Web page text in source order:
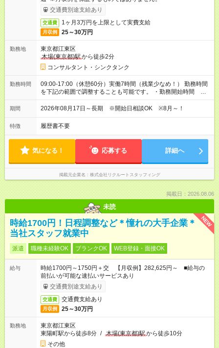
交通費別途支給あり
交通費 1ヶ月3万円を上限として実費支給
月収例 25～30万円
勤務地
東京都江東区
木場(東京都)駅から徒歩2分
コンサルタント・シンクタンク
勤務時間
09:00-17:00（休憩60分）実働7時間（残業少なめ！） 勤務時間
を下記の範囲で調整することも可能です。 ・勤務開始時間
09:00～10:00 ・勤務終了時間 17:00～18:00 ・実働 06:00～
08:00
期間 2026年08月17日～長期 ※開始日相談OK ※8月～！
特徴 履歴書不要
気になる！ 応募する 詳細へ
掲載元企業名 株式会社リクルートスタッフィング
掲載日：2026.08.06
未読
NEW
時給1700円！日程調整など＊憧れの大手企業＊
当社スタッフ就業中
派遣 職種未経験OK ブランクOK WEB登録・面接OK
給与
時給1700円～1750円＋交 【月収例】282,625円～ ■給与の
前払いが可能な速払いサービスあり
交通費別途支給あり
交通費 交通費支給あり
月収例 25～30万円
勤務地
東京都江東区
東陽町駅から徒歩8分 / 木場(東京都)駅から徒歩10分
その他